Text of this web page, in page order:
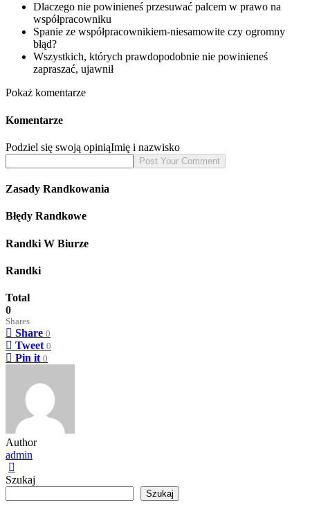
Dlaczego nie powinieneś przesuwać palcem w prawo na
współpracowniku
Spanie ze współpracownikiem-niesamowite czy ogromny
błąd?
Wszystkich, których prawdopodobnie nie powinieneś
zapraszać, ujawnił
Pokaż komentarze
Komentarze
Podziel się swoją opiniąImię i nazwisko
Zasady Randkowania
Błędy Randkowe
Randki W Biurze
Randki
Total
0
Shares
Share 0
Tweet 0
Pin it 0
Author
admin
Szukaj
Szukaj